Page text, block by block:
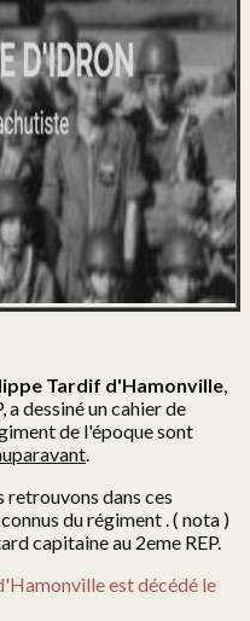
feu
Avord
du 1°
RCP
Tardif d'Hamonville,
a dessiné un cahier de
de l'époque sont
.
retrouvons dans ces
du régiment . ( nota )
capitaine au 2eme REP.
est décédé le